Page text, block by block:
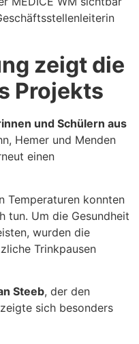
zeigt die
Projekts
und Schülern aus
Hemer und Menden
einen
Temperaturen konnten
tun. Um die Gesundheit
wurden die
Trinkpausen
Steeb, der den
sich besonders